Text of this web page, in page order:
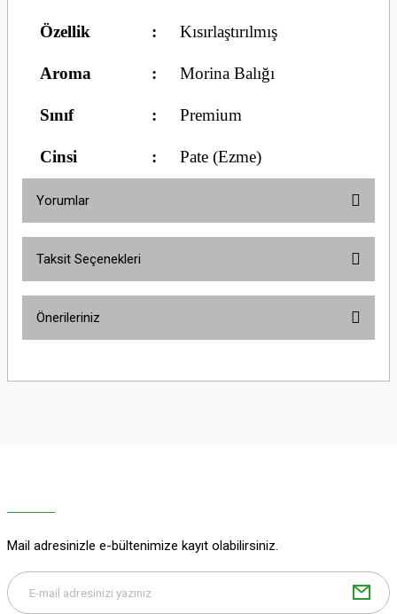
Özellik : Kısırlaştırılmış
Aroma : Morina Balığı
Sınıf : Premium
Cinsi : Pate (Ezme)
Yorumlar
Taksit Seçenekleri
Önerileriniz
yetersiz gördüğünüz noktaları öneri formunu kullanarak tarafımıza
Bu ürüne benzer farklı alternatifler olmalı.
Mail adresinizle e-bültenimize kayıt olabilirsiniz.